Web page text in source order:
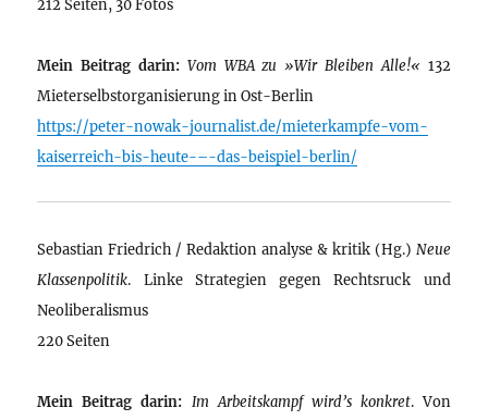
212 Seiten, 30 Fotos
Mein Beitrag darin: Vom WBA zu »Wir Bleiben Alle!« 132
Mieterselbstorganisierung in Ost-Berlin
https://peter-nowak-journalist.de/mieterkampfe-vom-
kaiserreich-bis-heute-–-das-beispiel-berlin/
Sebastian Friedrich / Redaktion analyse & kritik (Hg.) Neue
Klassenpolitik. Linke Strategien gegen Rechtsruck und
Neoliberalismus
220 Seiten
Mein Beitrag darin: Im Arbeitskampf wird’s konkret. Von